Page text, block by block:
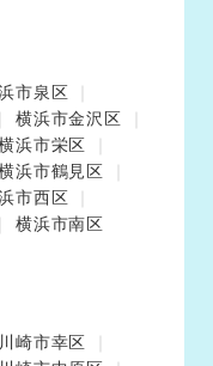
市泉区
横浜市金沢区
浜市栄区
浜市鶴見区
市西区
横浜市南区
川崎市幸区